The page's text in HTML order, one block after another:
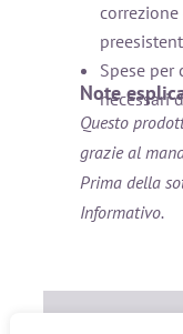
Spese
necessari
Note
Questo
grazie al
Prima della
Informativo.